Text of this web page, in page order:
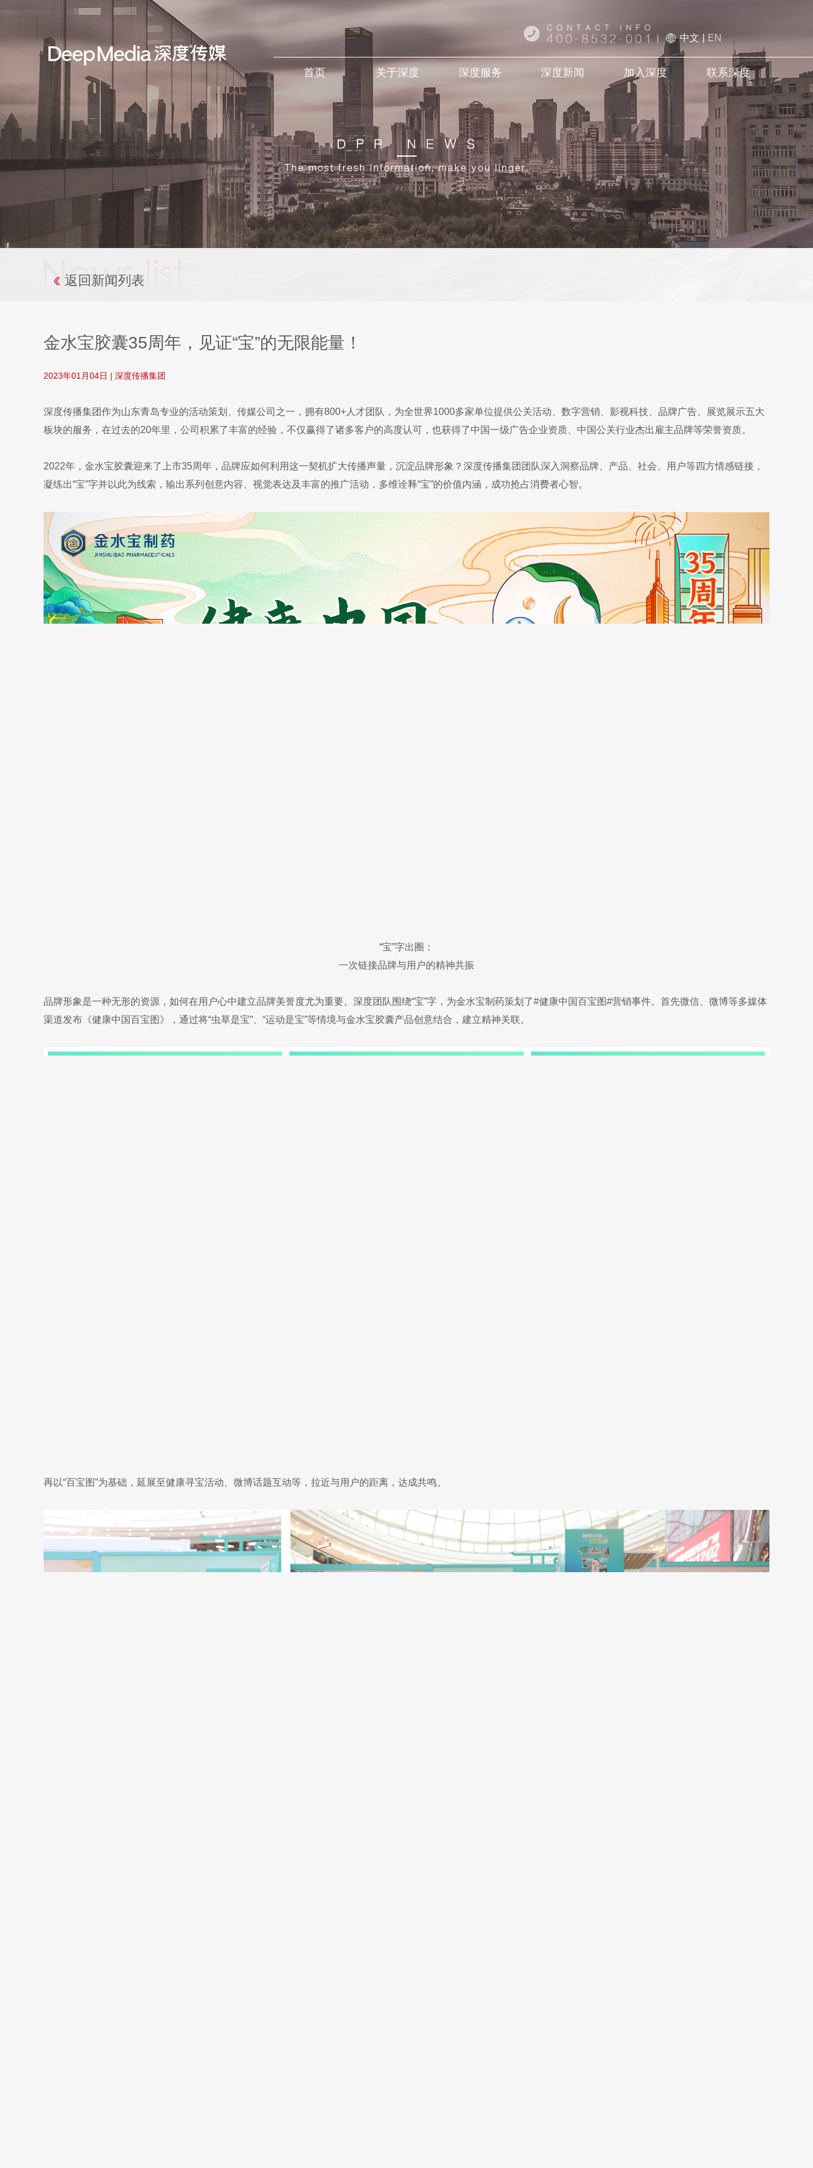
中文 EN
首页
Home
关于深度
About DEEP
深度服务
DEEP Service
深度新闻
DEEP News
加入深度
Join DEEP
联系深度
Contact DEEP
返回新闻列表
金水宝胶囊35周年，见证“宝”的无限能量！
2023年01月04日 | 深度传播集团
深度传播集团作为山东青岛专业的活动策划、传媒公司之一，拥有800+人才团队，为全世界1000多家单位提供公关活动、数字营销、影视科技、品牌广告、展览展示五大
板块的服务，在过去的20年里，公司积累了丰富的经验，不仅赢得了诸多客户的高度认可，也获得了中国一级广告企业资质、中国公关行业杰出雇主品牌等荣誉资质。
2022年，金水宝胶囊迎来了上市35周年，品牌应如何利用这一契机扩大传播声量，沉淀品牌形象？深度传播集团团队深入洞察品牌、产品、社会、用户等四方情感链接，
凝练出“宝”字并以此为线索，输出系列创意内容、视觉表达及丰富的推广活动，多维诠释“宝”的价值内涵，成功抢占消费者心智。
“宝”字出圈：
一次链接品牌与用户的精神共振
品牌形象是一种无形的资源，如何在用户心中建立品牌美誉度尤为重要。深度团队围绕“宝”字，为金水宝制药策划了#健康中国百宝图#营销事件。首先微信、微博等多媒体
渠道发布《健康中国百宝图》，通过将“虫草是宝”、“运动是宝”等情境与金水宝胶囊产品创意结合，建立精神关联。
再以“百宝图”为基础，延展至健康寻宝活动、微博话题互动等，拉近与用户的距离，达成共鸣。